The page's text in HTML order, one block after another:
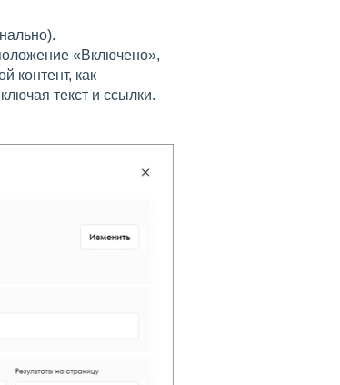
«Включено»,
контент, как
текст и ссылки.